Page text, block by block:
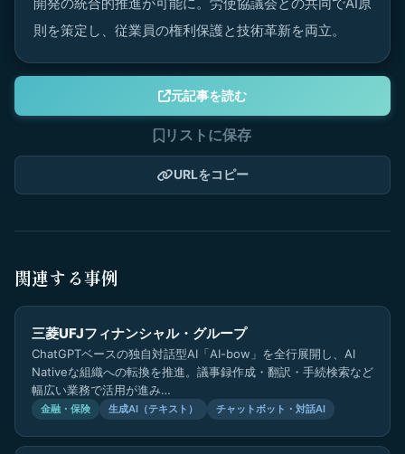
則を策定し、従業員の権利保護と技術革新を両立。
元記事を読む
リストに保存
URLをコピー
関連する事例
三菱UFJフィナンシャル・グループ
ChatGPTベースの独自対話型AI「AI-bow」を全行展開し、AI
Nativeな組織への転換を推進。議事録作成・翻訳・手続検索など
幅広い業務で活用が進み…
金融・保険 生成AI（テキスト） チャットボット・対話AI